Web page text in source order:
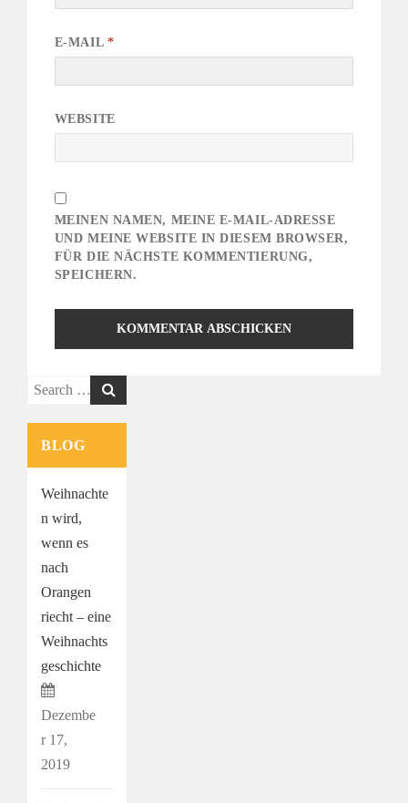
E-MAIL *
WEBSITE
MEINEN NAMEN, MEINE E-MAIL-ADRESSE
UND MEINE WEBSITE IN DIESEM BROWSER,
FÜR DIE NÄCHSTE KOMMENTIERUNG,
SPEICHERN.
Search
BLOG
Weihnachte
n wird,
wenn es
nach
Orangen
riecht – eine
Weihnachts
geschichte
Dezembe
r 17,
2019